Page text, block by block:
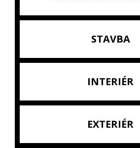
STAVBA
INTERIÉR
EXTERIÉR